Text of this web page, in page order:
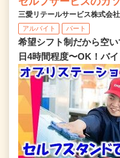
三愛リテールサービス株式
アルバイト パート
希望シフト制だから空
日4時間程度〜OK！バ